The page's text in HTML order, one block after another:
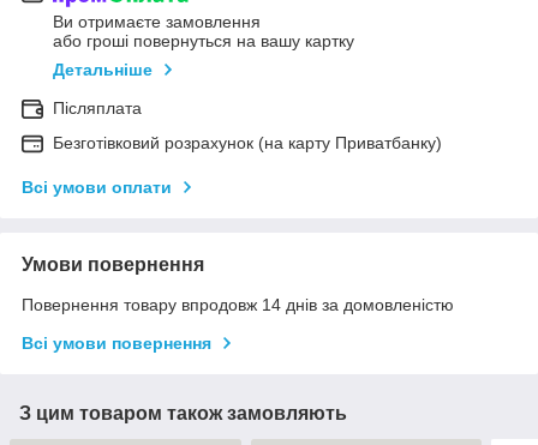
Ви отримаєте замовлення
або гроші повернуться на вашу картку
Детальніше
Післяплата
Безготівковий розрахунок (на карту Приватбанку)
Всі умови оплати
Умови повернення
Повернення товару впродовж 14 днів за домовленістю
Всі умови повернення
З цим товаром також замовляють